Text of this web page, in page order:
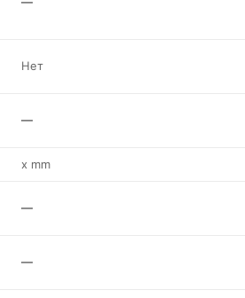
Нет
—
x mm
—
—